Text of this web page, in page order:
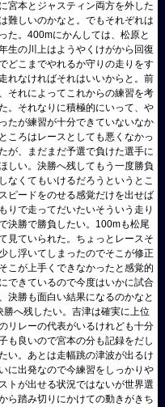
宮本とジャスティン両方を外した
難しいのかなと。でもそれぞれは
た。400mにかんしては、松原と
生の川上はようやくけがから回復
どこまでやれるか守りの走りをす
れなければそれはいいからと。前
それによってこれからの練習を考
。それなりに積極的にいって、や
たが練習が十分できていないなか
ころはレースとしても悪くなかっ
が、まだまだ予選で負けた選手に
しい。決勝へ残してもう一度勝負
なくてもいけるだろうというとこ
ピードをのせる感覚だけを出せば
りで走ってだいたいそういう走り
決勝で勝負したい。100mも松尾
見ていられた。ちょっとレースそ
し浮いてしまったのでそこが修正
こが上手くできなかったと感覚的
できているので今度はいかに試合
決勝も面白い結果になるのかなと
へ残したい。吉津は確実に上位
リレーの代表がいるけれども十分
も良いので宮本の分も記録をだし
い。あとは走幅跳の津波が出るけ
に出発なので今練習をしっかりや
トが出せる状況ではないが世界選
ら踏み切りにかけての動きがきち